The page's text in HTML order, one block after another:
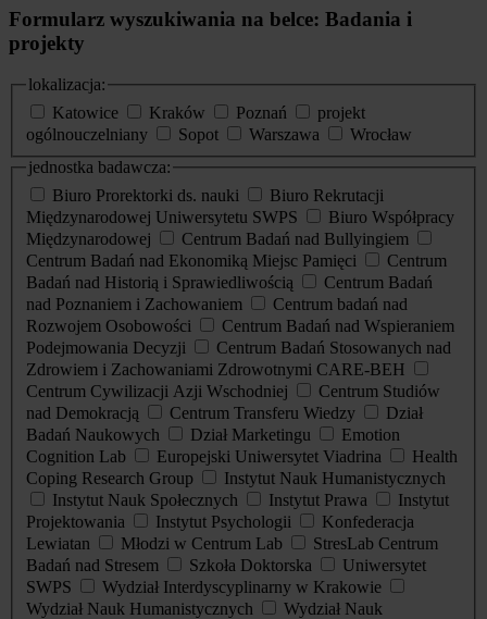
Formularz wyszukiwania na belce: Badania i
projekty
lokalizacja:
Katowice
Kraków Poznań
projekt
ogólnouczelniany
Sopot Warszawa
Wrocław
jednostka badawcza:
Biuro Prorektorki ds. nauki
Biuro Rekrutacji
Międzynarodowej Uniwersytetu SWPS
Biuro Współpracy
Międzynarodowej
Centrum Badań nad Bullyingiem
Centrum Badań nad Ekonomiką Miejsc Pamięci
Centrum
Badań nad Historią i Sprawiedliwością
Centrum Badań
nad Poznaniem i Zachowaniem
Centrum badań nad
Rozwojem Osobowości
Centrum Badań nad Wspieraniem
Podejmowania Decyzji
Centrum Badań Stosowanych nad
Zdrowiem i Zachowaniami Zdrowotnymi CARE-BEH
Centrum Cywilizacji Azji Wschodniej
Centrum Studiów
nad Demokracją
Centrum Transferu Wiedzy
Dział
Badań Naukowych
Dział Marketingu
Emotion
Cognition Lab
Europejski Uniwersytet Viadrina
Health
Coping Research Group
Instytut Nauk Humanistycznych
Instytut Nauk Społecznych
Instytut Prawa
Instytut
Projektowania
Instytut Psychologii
Konfederacja
Lewiatan
Młodzi w Centrum Lab
StresLab Centrum
Badań nad Stresem
Szkoła Doktorska
Uniwersytet
SWPS
Wydział Interdyscyplinarny w Krakowie
Wydział Nauk Humanistycznych
Wydział Nauk